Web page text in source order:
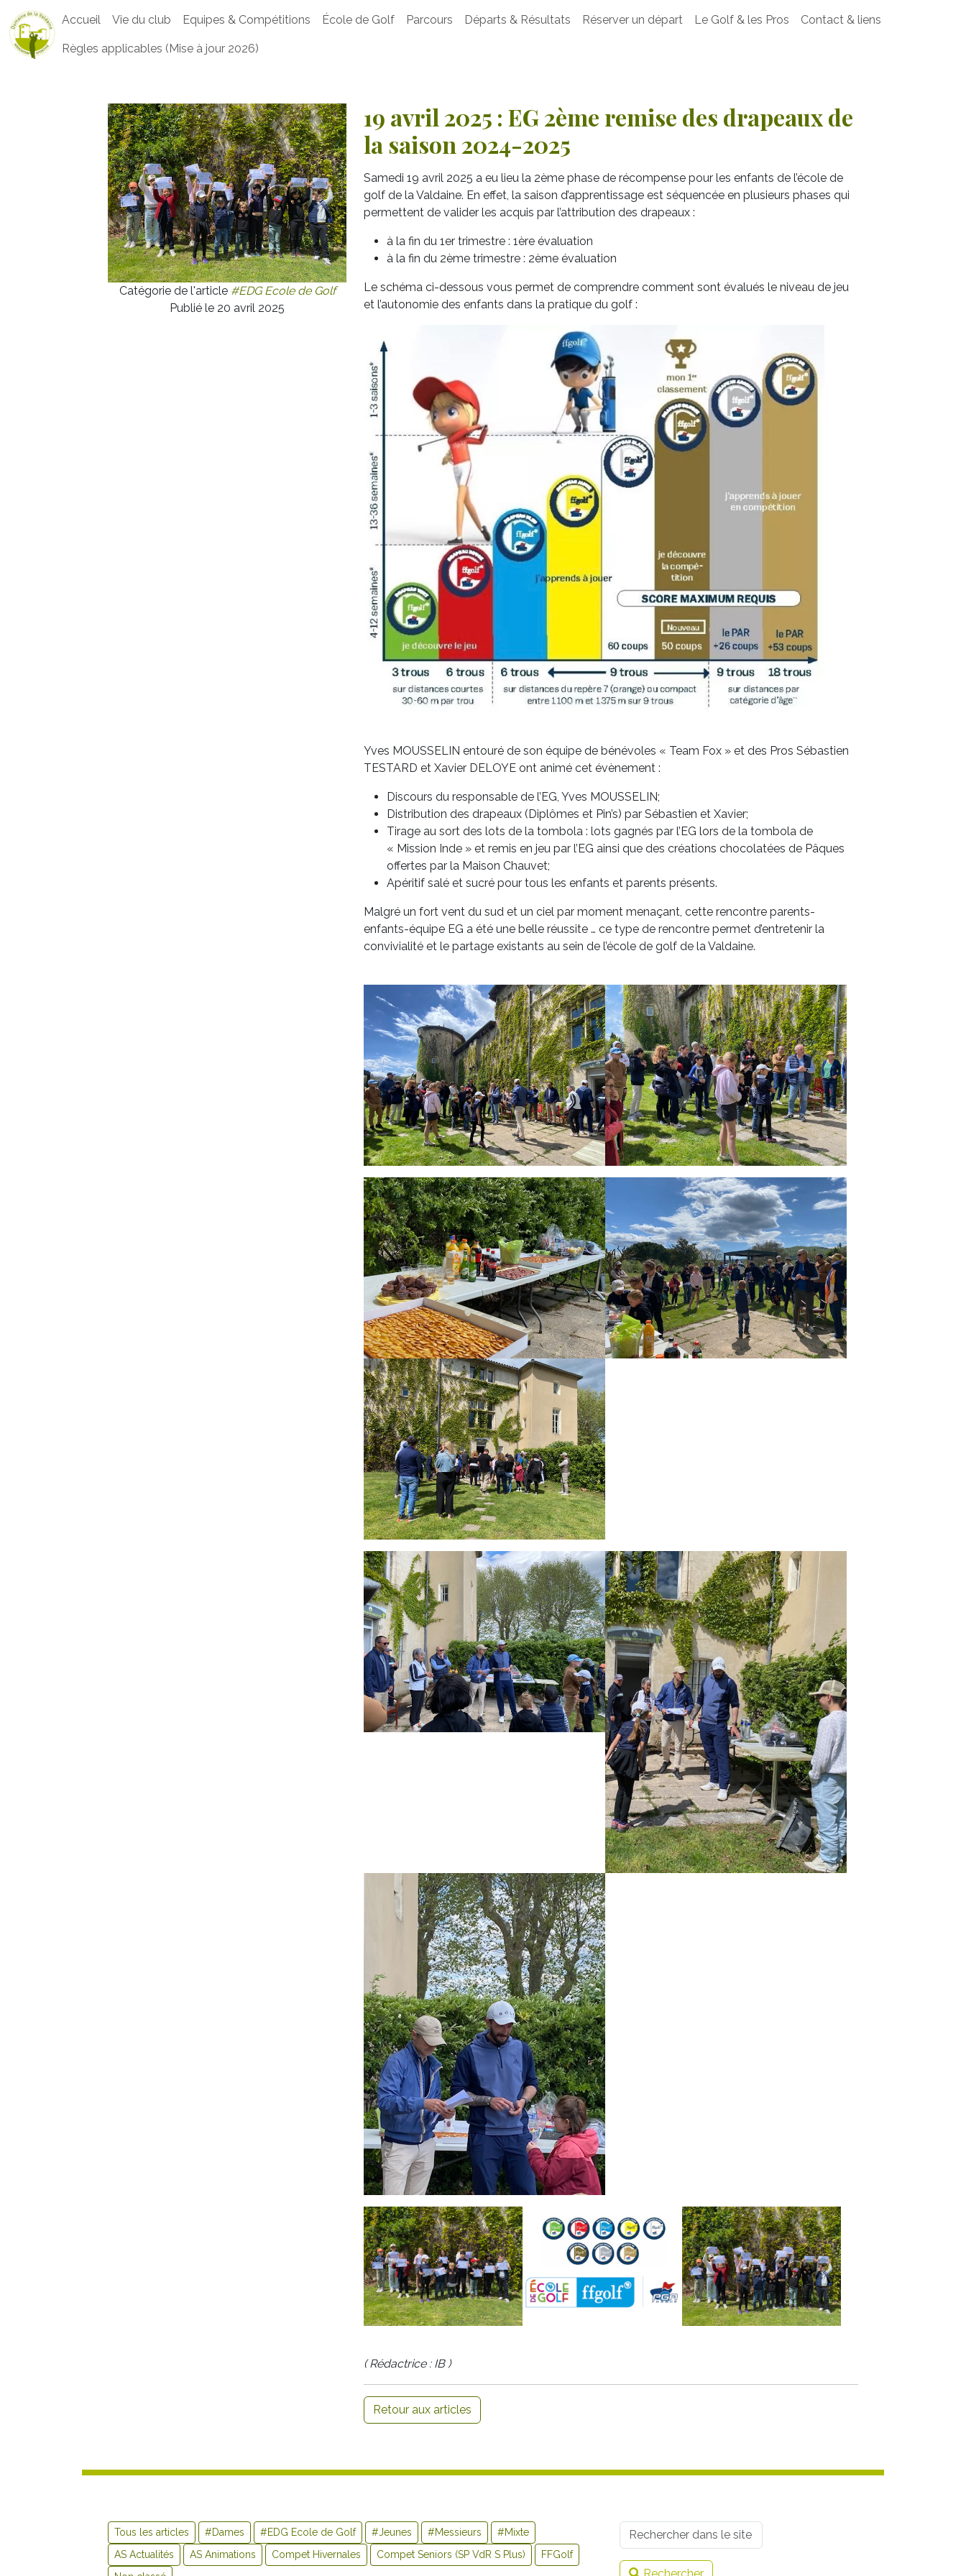
Accueil Vie du club Equipes & Compétitions École de Golf Parcours Départs & Résultats Réserver un départ Le Golf & les Pros Contact & liens
Règles applicables (Mise à jour 2026)
Catégorie de l'article #EDG Ecole de Golf
Publié le 20 avril 2025
19 avril 2025 : EG 2ème remise des drapeaux de
la saison 2024-2025
Samedi 19 avril 2025 a eu lieu la 2ème phase de récompense pour les enfants de l’école de
golf de la Valdaine. En effet, la saison d’apprentissage est séquencée en plusieurs phases qui
permettent de valider les acquis par l’attribution des drapeaux :
à la fin du 1er trimestre : 1ère évaluation
à la fin du 2ème trimestre : 2ème évaluation
Le schéma ci-dessous vous permet de comprendre comment sont évalués le niveau de jeu
et l’autonomie des enfants dans la pratique du golf :
Yves MOUSSELIN entouré de son équipe de bénévoles « Team Fox » et des Pros Sébastien
TESTARD et Xavier DELOYE ont animé cet évènement :
Discours du responsable de l’EG, Yves MOUSSELIN;
Distribution des drapeaux (Diplômes et Pin’s) par Sébastien et Xavier;
Tirage au sort des lots de la tombola : lots gagnés par l’EG lors de la tombola de
« Mission Inde » et remis en jeu par l’EG ainsi que des créations chocolatées de Pâques
offertes par la Maison Chauvet;
Apéritif salé et sucré pour tous les enfants et parents présents.
Malgré un fort vent du sud et un ciel par moment menaçant, cette rencontre parents-
enfants-équipe EG a été une belle réussite … ce type de rencontre permet d’entretenir la
convivialité et le partage existants au sein de l’école de golf de la Valdaine.
( Rédactrice : IB )
Retour aux articles
Tous les articles #Dames #EDG Ecole de Golf #Jeunes #Messieurs
#Mixte
AS Actualités
AS Animations Compet Hivernales Compet Seniors (SP VdR S Plus)
FFGolf
Username